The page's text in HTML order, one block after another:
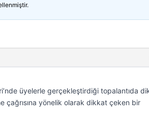
üyelerle gerçekleştirdiği topalantıda
çağrısına yönelik olarak dikkat çeken bir